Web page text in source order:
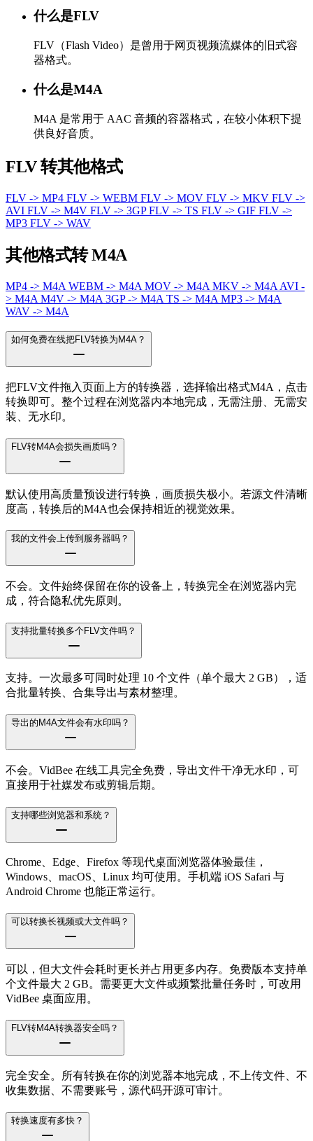
什么是FLV
FLV（Flash Video）是曾用于网页视频流媒体的旧式容
器格式。
什么是M4A
M4A 是常用于 AAC 音频的容器格式，在较小体积下提
供良好音质。
FLV 转其他格式
FLV -> MP4 FLV -> WEBM FLV -> MOV FLV -> MKV FLV ->
AVI FLV -> M4V FLV -> 3GPFLV -> TS FLV -> GIF FLV ->
MP3 FLV -> WAV
其他格式转 M4A
MP4 -> M4A WEBM -> M4A MOV -> M4A MKV -> M4A AVI -
> M4A M4V -> M4A 3GP -> M4A TS -> M4A MP3 -> M4A
WAV -> M4A
如何免费在线把FLV转换为M4A？
把FLV文件拖入页面上方的转换器，选择输出格式M4A，点击
转换即可。整个过程在浏览器内本地完成，无需注册、无需安
装、无水印。
FLV转M4A会损失画质吗？
默认使用高质量预设进行转换，画质损失极小。若源文件清晰
度高，转换后的M4A也会保持相近的视觉效果。
我的文件会上传到服务器吗？
不会。文件始终保留在你的设备上，转换完全在浏览器内完
成，符合隐私优先原则。
支持批量转换多个FLV文件吗？
支持。一次最多可同时处理 10 个文件（单个最大 2 GB），适
合批量转换、合集导出与素材整理。
导出的M4A文件会有水印吗？
不会。VidBee 在线工具完全免费，导出文件干净无水印，可
直接用于社媒发布或剪辑后期。
支持哪些浏览器和系统？
Chrome、Edge、Firefox 等现代桌面浏览器体验最佳，
Windows、macOS、Linux 均可使用。手机端 iOS Safari 与
Android Chrome 也能正常运行。
可以转换长视频或大文件吗？
可以，但大文件会耗时更长并占用更多内存。免费版本支持单
个文件最大 2 GB。需要更大文件或频繁批量任务时，可改用
VidBee 桌面应用。
FLV转M4A转换器安全吗？
完全安全。所有转换在你的浏览器本地完成，不上传文件、不
收集数据、不需要账号，源代码开源可审计。
转换速度有多快？